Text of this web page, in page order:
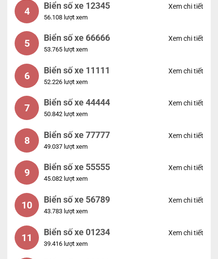
4 Biển số xe 12345
56.108 lượt xem
Xem chi tiết
5 Biển số xe 66666
53.765 lượt xem
Xem chi tiết
6 Biển số xe 11111
52.226 lượt xem
Xem chi tiết
7 Biển số xe 44444
50.842 lượt xem
Xem chi tiết
8 Biển số xe 77777
49.037 lượt xem
Xem chi tiết
9 Biển số xe 55555
45.082 lượt xem
Xem chi tiết
10 Biển số xe 56789
43.783 lượt xem
Xem chi tiết
11 Biển số xe 01234
39.416 lượt xem
Xem chi tiết